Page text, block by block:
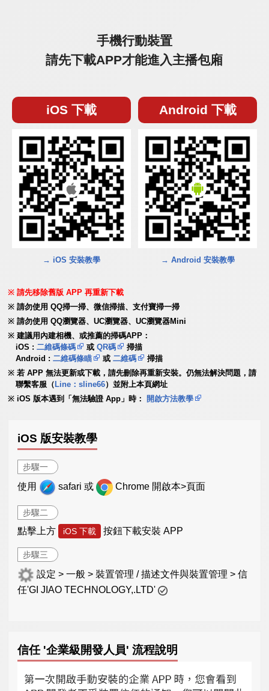
手機行動裝置
請先下載APP才能進入主播包廂
iOS 下載
→ iOS 安裝教學
Android 下載
→ Android 安裝教學
請先移除舊版 APP 再重新下載
請勿使用 QQ掃一掃、微信掃描、支付寶掃一掃
請勿使用 QQ瀏覽器、UC瀏覽器、UC瀏覽器Mini
建議用內建相機、或推薦的掃碼APP：
iOS :二維碼條碼 或QR碼
掃描
Android :二維碼條瞄 或二維碼
掃描
若 APP 無法更新或下載，請先刪除再重新安裝。仍無法解決問題，請
聯繫客服（ Line：sline66）並附上本頁網址
iOS 版本遇到「無法驗證 App」時：
開啟方法教學
iOS 版安裝教學
步驟一
使用 safari 或 Chrome 開啟本>頁面
步驟二
點擊上方 iOS 下載 按鈕下載安裝 APP
步驟三
設定 > 一般 > 裝置管理 / 描述文件與裝置管理 > 信
任'GI JIAO TECHNOLOGY,.LTD'
信任 '企業級開發人員' 流程說明